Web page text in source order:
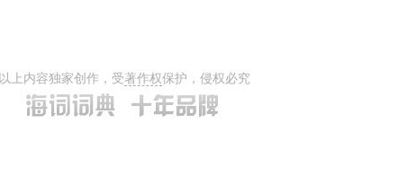
以上内容独家创作，受著作权保护，侵权必究